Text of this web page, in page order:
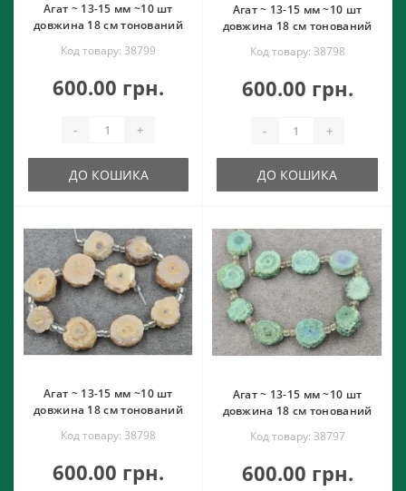
Агат ~ 13-15 мм ~10 шт
довжина 18 см тонований
Код товару: 38799
600.00 грн.
- +
ДО КОШИКА
Агат ~ 13-15 мм ~10 шт
довжина 18 см тонований
Код товару: 38798
600.00 грн.
- +
ДО КОШИКА
Агат ~ 13-15 мм ~10 шт
довжина 18 см тонований
Код товару: 38798
600.00 грн.
Агат ~ 13-15 мм ~10 шт
довжина 18 см тонований
Код товару: 38797
600.00 грн.